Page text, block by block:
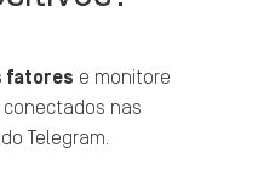
fatores e monitore
nas
Telegram.